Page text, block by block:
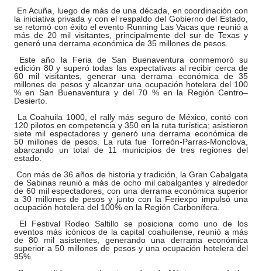
En Acuña, luego de más de una década, en coordinación con
la iniciativa privada y con el respaldo del Gobierno del Estado,
se retomó con éxito el evento Running Las Vacas que reunió a
más de 20 mil visitantes, principalmente del sur de Texas y
generó una derrama económica de 35 millones de pesos.
Este año la Feria de San Buenaventura conmemoró su
edición 80 y superó todas las expectativas al recibir cerca de
60 mil visitantes, generar una derrama económica de 35
millones de pesos y alcanzar una ocupación hotelera del 100
% en San Buenaventura y del 70 % en la Región Centro–
Desierto.
La Coahuila 1000, el rally más seguro de México, contó con
120 pilotos en competencia y 350 en la ruta turística; asistieron
siete mil espectadores y generó una derrama económica de
50 millones de pesos. La ruta fue Torreón-Parras-Monclova,
abarcando un total de 11 municipios de tres regiones del
estado.
Con más de 36 años de historia y tradición, la Gran Cabalgata
de Sabinas reunió a más de ocho mil cabalgantes y alrededor
de 60 mil espectadores, con una derrama económica superior
a 30 millones de pesos y junto con la Feriexpo impulsó una
ocupación hotelera del 100% en la Región Carbonífera.
El Festival Rodeo Saltillo se posiciona como uno de los
eventos más icónicos de la capital coahuilense, reunió a más
de 80 mil asistentes, generando una derrama económica
superior a 50 millones de pesos y una ocupación hotelera del
95%.